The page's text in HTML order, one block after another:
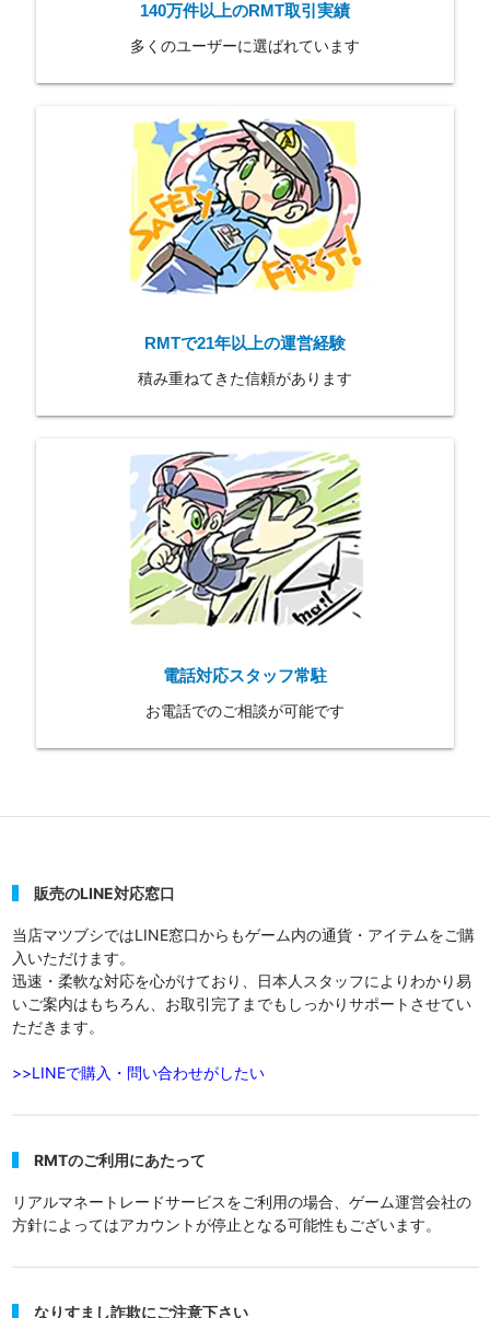
140万件以上のRMT取引実績
多くのユーザーに選ばれています
RMTで21年以上の運営経験
積み重ねてきた信頼があります
電話対応スタッフ常駐
お電話でのご相談が可能です
販売のLINE対応窓口
当店マツブシではLINE窓口からもゲーム内の通貨・アイテムをご購
入いただけます。
迅速・柔軟な対応を心がけており、日本人スタッフによりわかり易
いご案内はもちろん、お取引完了までもしっかりサポートさせてい
ただきます。
>>LINEで購入・問い合わせがしたい
RMTのご利用にあたって
リアルマネートレードサービスをご利用の場合、ゲーム運営会社の
方針によってはアカウントが停止となる可能性もございます。
なりすまし詐欺にご注意下さい